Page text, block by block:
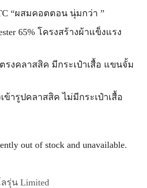
“ผสมคอตตอน นุ่มกว่า ”
65% โครงสร้างผ้าแข็งแรง
รงคลาสสิค มีกระเป๋าเสื้อ แขนจั้ม
ข้ารูปคลาสสิค ไม่มีกระเป๋าเสื้อ
out of stock and unavailable.
รุ่น Limited